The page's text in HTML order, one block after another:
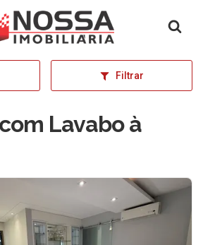
inicial
Filtrar
Lavabo à